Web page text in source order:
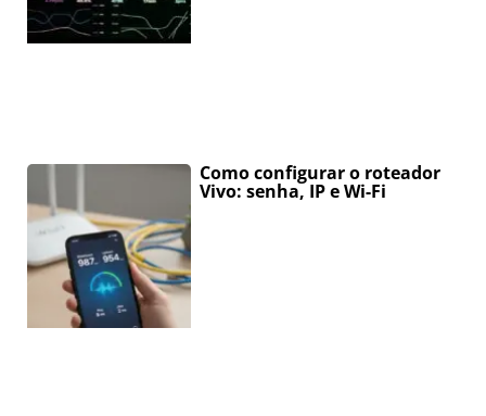
Como configurar o roteador
Vivo: senha, IP e Wi-Fi